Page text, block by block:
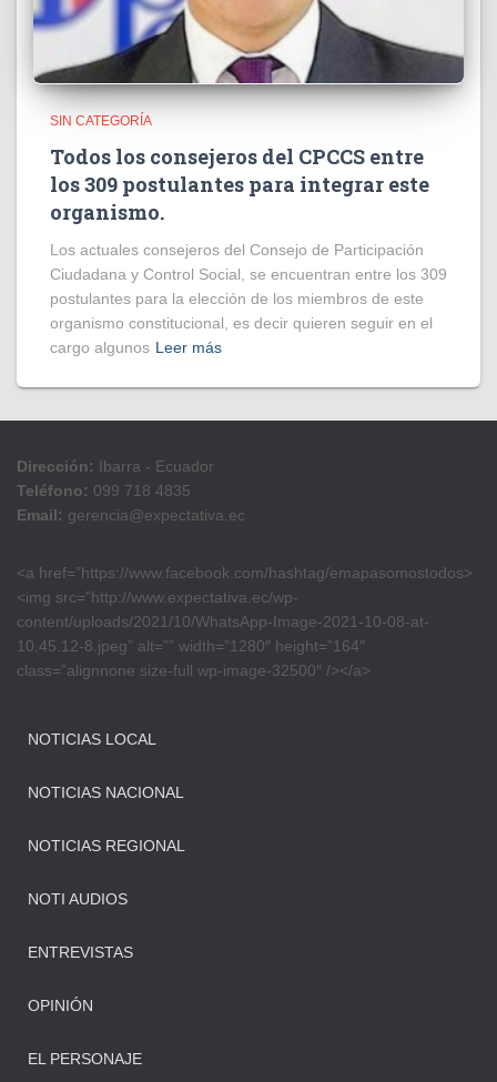
SIN CATEGORÍA
Todos los consejeros del CPCCS entre
los 309 postulantes para integrar este
organismo.
Los actuales consejeros del Consejo de Participación
Ciudadana y Control Social, se encuentran entre los 309
postulantes para la elección de los miembros de este
organismo constitucional, es decir quieren seguir en el
cargo algunos Leer más
Dirección: Ibarra - Ecuador
Teléfono: 099 718 4835
Email: gerencia@expectativa.ec
<a href=”https://www.facebook.com/hashtag/emapasomostodos>
<img src=”http://www.expectativa.ec/wp-
content/uploads/2021/10/WhatsApp-Image-2021-10-08-at-
10.45.12-8.jpeg” alt=”” width=”1280″ height=”164″
class=”alignnone size-full wp-image-32500″ /></a>
NOTICIAS LOCAL
NOTICIAS NACIONAL
NOTICIAS REGIONAL
NOTI AUDIOS
ENTREVISTAS
OPINIÓN
EL PERSONAJE